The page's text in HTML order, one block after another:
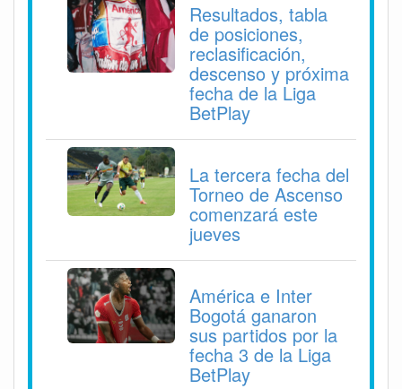
Resultados, tabla
de posiciones,
reclasificación,
descenso y próxima
fecha de la Liga
BetPlay
La tercera fecha del
Torneo de Ascenso
comenzará este
jueves
América e Inter
Bogotá ganaron
sus partidos por la
fecha 3 de la Liga
BetPlay